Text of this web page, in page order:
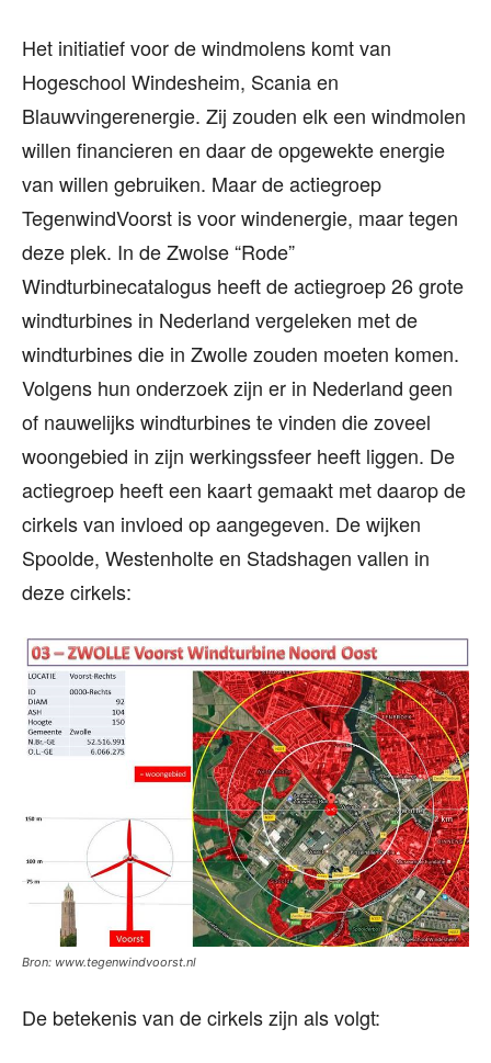
Het initiatief voor de windmolens komt van
Hogeschool Windesheim, Scania en
Blauwvingerenergie. Zij zouden elk een windmolen
willen financieren en daar de opgewekte energie
van willen gebruiken. Maar de actiegroep
TegenwindVoorst is voor windenergie, maar tegen
deze plek. In de Zwolse “Rode”
Windturbinecatalogus heeft de actiegroep 26 grote
windturbines in Nederland vergeleken met de
windturbines die in Zwolle zouden moeten komen.
Volgens hun onderzoek zijn er in Nederland geen
of nauwelijks windturbines te vinden die zoveel
woongebied in zijn werkingssfeer heeft liggen. De
actiegroep heeft een kaart gemaakt met daarop de
cirkels van invloed op aangegeven. De wijken
Spoolde, Westenholte en Stadshagen vallen in
deze cirkels:
Bron: www.tegenwindvoorst.nl
De betekenis van de cirkels zijn als volgt: